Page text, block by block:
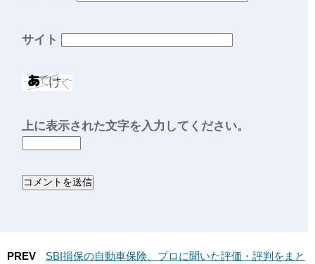
サイト
上に表示された文字を入力してください。
PREV
SBI損保の自動車保険、プロに聞いた評価・評判をまと